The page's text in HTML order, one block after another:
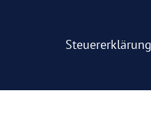
Steuererklärung